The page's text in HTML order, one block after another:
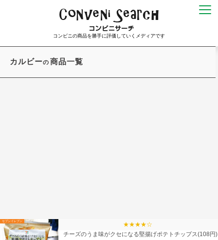
コンビニの商品を勝手に評価していくメディアです
カルビーの 商品一覧
セブンイレブン
★★★★☆
チーズのうま味がクセになる堅揚げポテトチップス(108円)